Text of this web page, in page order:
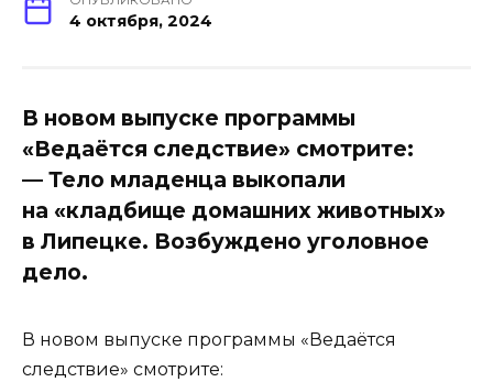
4 октября, 2024
В новом выпуске программы
«Ведаётся следствие» смотрите:
— Тело младенца выкопали
на «кладбище домашних животных»
в Липецке. Возбуждено уголовное
дело.
В новом выпуске программы «Ведаётся
следствие» смотрите: